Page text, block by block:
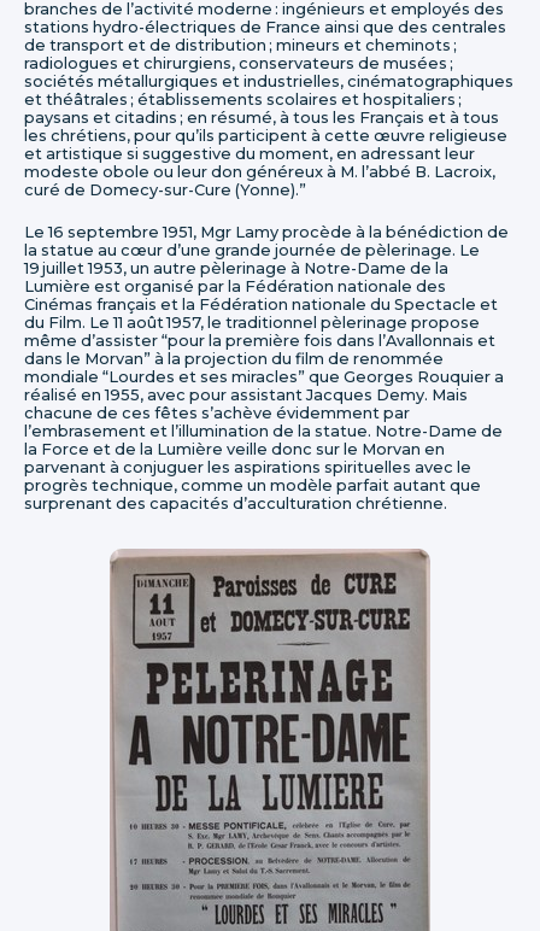
branches de l’activité moderne : ingénieurs et employés des
stations hydro-électriques de France ainsi que des centrales
de transport et de distribution ; mineurs et cheminots ;
radiologues et chirurgiens, conservateurs de musées ;
sociétés métallurgiques et industrielles, cinématographiques
et théâtrales ; établissements scolaires et hospitaliers ;
paysans et citadins ; en résumé, à tous les Français et à tous
les chrétiens, pour qu’ils participent à cette œuvre religieuse
et artistique si suggestive du moment, en adressant leur
modeste obole ou leur don généreux à M. l’abbé B. Lacroix,
curé de Domecy-sur-Cure (Yonne).”
Le 16 septembre 1951, Mgr Lamy procède à la bénédiction de
la statue au cœur d’une grande journée de pèlerinage. Le
19 juillet 1953, un autre pèlerinage à Notre-Dame de la
Lumière est organisé par la Fédération nationale des
Cinémas français et la Fédération nationale du Spectacle et
du Film. Le 11 août 1957, le traditionnel pèlerinage propose
même d’assister “pour la première fois dans l’Avallonnais et
dans le Morvan” à la projection du film de renommée
mondiale “Lourdes et ses miracles” que Georges Rouquier a
réalisé en 1955, avec pour assistant Jacques Demy. Mais
chacune de ces fêtes s’achève évidemment par
l’embrasement et l’illumination de la statue. Notre-Dame de
la Force et de la Lumière veille donc sur le Morvan en
parvenant à conjuguer les aspirations spirituelles avec le
progrès technique, comme un modèle parfait autant que
surprenant des capacités d’acculturation chrétienne.